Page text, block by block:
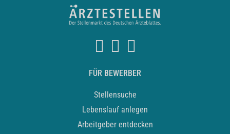
FÜR BEWERBER
Stellensuche
Lebenslauf anlegen
Arbeitgeber entdecken